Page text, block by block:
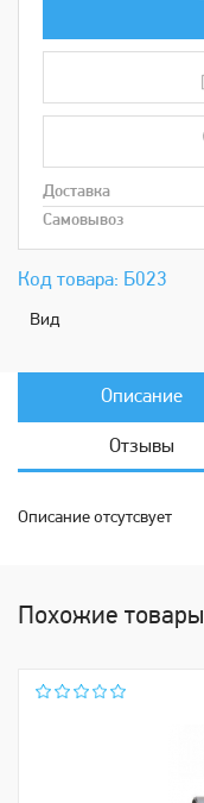
Код товара: Б023
Вид
Доставка
Самовывоз
Описание
Отзывы
Описание отсутсвует
Похожие товары